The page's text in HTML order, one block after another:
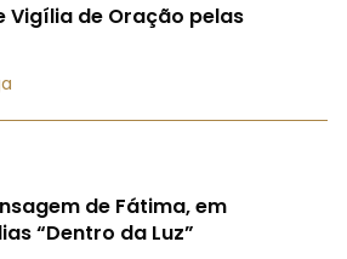
Vigília de Oração pelas
de Fátima, em
“Dentro da Luz”